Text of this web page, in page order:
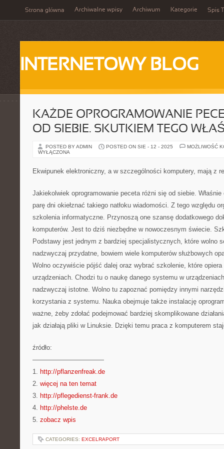
Strona główna Archiwalne wpisy Archiwum Kategorie Spis
INTERNETOWY BLOG
KAŻDE OPROGRAMOWANIE
OD SIEBIE. SKUTKIEM TEGO
POSTED BY ADMIN POSTED ON SIE - 12 - 2025
MOŻLIWOŚĆ
WYŁĄCZONA
Ekwipunek elektroniczny, a w szczególności komputery, mają z
Jakiekolwiek oprogramowanie peceta różni się od siebie. Właśnie
parę dni okiełznać takiego natłoku wiadomości. Z tego względu
szkolenia informatyczne. Przynoszą one szansę dodatkowego
komputerów. Jest to dziś niezbędne w nowoczesnym świecie.
Podstawy jest jednym z bardziej specjalistycznych, które wolno
nadzwyczaj przydatne, bowiem wiele komputerów służbowych
Wolno oczywiście pójść dalej oraz wybrać szkolenie, które
urządzeniach. Chodzi tu o naukę danego systemu w
nadzwyczaj istotne. Wolno tu zapoznać pomiędzy innymi
korzystania z systemu. Nauka obejmuje także instalację
ważne, żeby zdołać podejmować bardziej skomplikowane
jak działają pliki w Linuksie. Dzięki temu praca z komputerem
źródło:
———————————
1. http://pflanzenfreak.de
2. więcej na ten temat
3. http://pflegedienst-frank.de
4. http://phelste.de
5. zobacz wpis
CATEGORIES: EXCELRAPORT